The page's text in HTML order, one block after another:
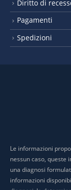
Diritto di
Pagamenti
Spedizioni
Le informazioni
nessun caso, queste
una diagnosi
informazioni